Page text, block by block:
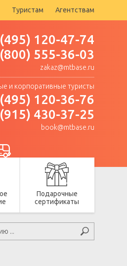
Туристам Агентствам
120-47-74
555-36-03
zakaz@mtbase.ru
и корпоративные туристы
120-36-76
430-37-25
book@mtbase.ru
Подарочные
сертификаты